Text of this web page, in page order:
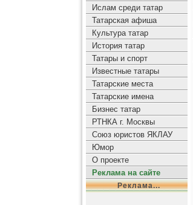
Ислам среди татар
Татарская афиша
Культура татар
История татар
Татары и спорт
Известные татары
Татарские места
Татарские имена
Бизнес татар
РТНКА г. Москвы
Союз юристов ЯКЛАУ
Юмор
О проекте
Реклама на сайте
Реклама...